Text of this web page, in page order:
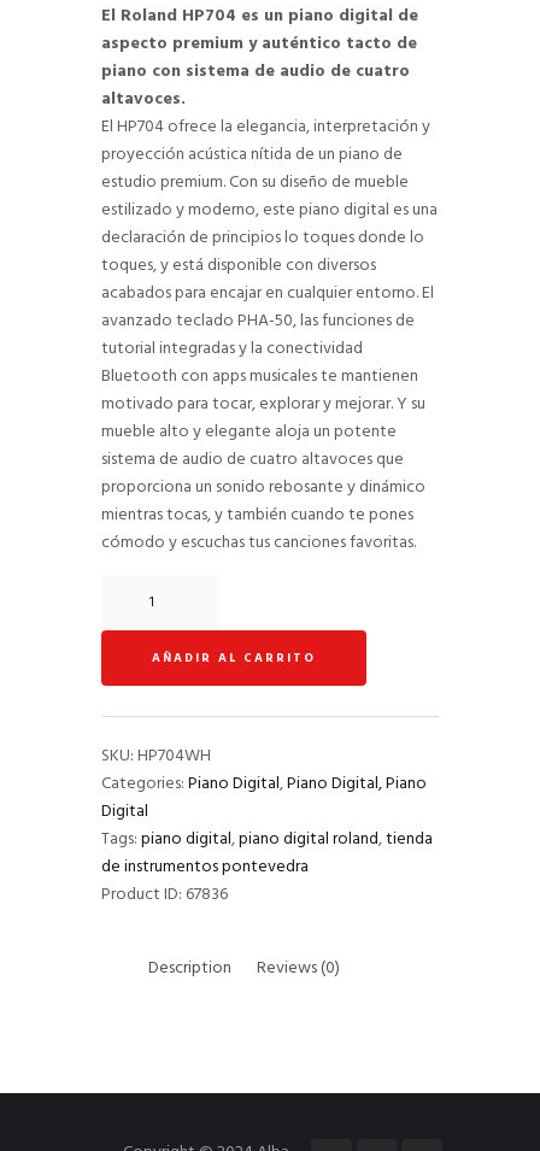
El Roland HP704 es un piano digital de
aspecto premium y auténtico tacto de
piano con sistema de audio de cuatro
altavoces.
El HP704 ofrece la elegancia, interpretación y
proyección acústica nítida de un piano de
estudio premium. Con su diseño de mueble
estilizado y moderno, este piano digital es una
declaración de principios lo toques donde lo
toques, y está disponible con diversos
acabados para encajar en cualquier entorno. El
avanzado teclado PHA-50, las funciones de
tutorial integradas y la conectividad
Bluetooth con apps musicales te mantienen
motivado para tocar, explorar y mejorar. Y su
mueble alto y elegante aloja un potente
sistema de audio de cuatro altavoces que
proporciona un sonido rebosante y dinámico
mientras tocas, y también cuando te pones
cómodo y escuchas tus canciones favoritas.
Roland
quantity
AÑADIR AL CARRITO
SKU:HP704WH
Categories:Piano Digital,Piano Digital, Piano
Digital
Tags:piano digital,piano digital roland,tienda
de instrumentos pontevedra
Product ID: 67836
Description Reviews (0)